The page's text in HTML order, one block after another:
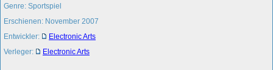
Genre: Sportspiel
Erschienen: November 2007
Entwickler:
Electronic Arts
Verleger:
Electronic Arts